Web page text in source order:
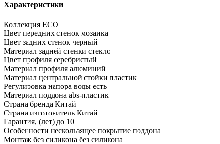
Характеристики
Коллекция ECO
Цвет передних стенок мозаика
Цвет задних стенок черный
Материал задней стенки стекло
Цвет профиля серебристый
Материал профиля алюминий
Материал центральной стойки пластик
Регулировка напора воды есть
Материал поддона abs-пластик
Страна бренда Китай
Страна изготовитель Китай
Гарантия, (лет) до 10
Особенности нескользящее покрытие поддона
Монтаж без силикона без силикона